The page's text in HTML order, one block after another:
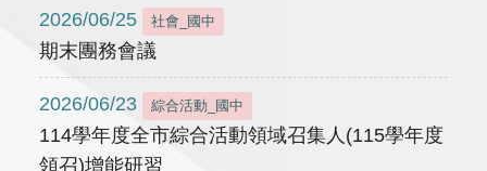
2026/06/25 社會_國中
期末團務會議
2026/06/23 綜合活動_國中
114學年度全市綜合活動領域召集人(115學年度
領召)增能研習